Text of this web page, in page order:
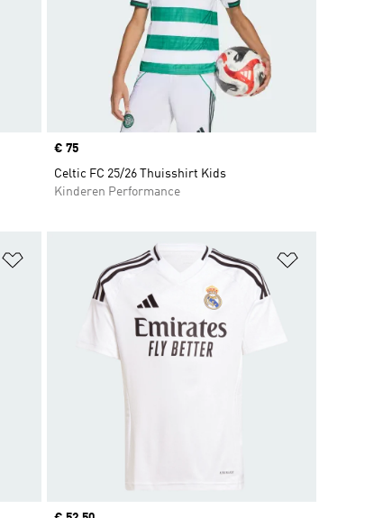
Price
€ 75
Celtic FC 25/26 Thuisshirt Kids
Kinderen Performance
Op verlanglijst zetten